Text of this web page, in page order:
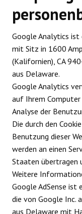
Google Analytics ist
mit Sitz in 1600
(Kalifornien), CA
aus Delaware.
Google Analytics
auf Ihrem Computer
Analyse der
Die durch den
Benutzung dieser
werden an einen
Staaten übertragen
Weitere
Google AdSense ist
die von Google Inc.
aus Delaware mit